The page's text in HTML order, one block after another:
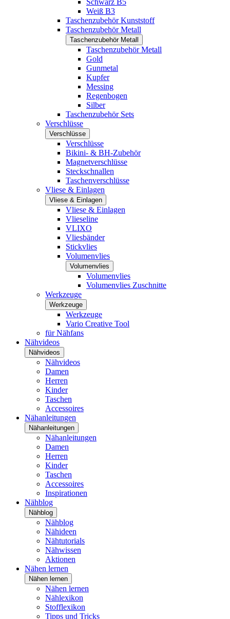
Schwarz B5
Weiß B3
Taschenzubehör Kunststoff
Taschenzubehör Metall
Taschenzubehör Metall
Taschenzubehör Metall
Gold
Gunmetal
Kupfer
Messing
Regenbogen
Silber
Taschenzubehör Sets
Verschlüsse
Verschlüsse
Verschlüsse
Bikini- & BH-Zubehör
Magnetverschlüsse
Steckschnallen
Taschenverschlüsse
Vliese & Einlagen
Vliese & Einlagen
Vliese & Einlagen
Vlieseline
VLIXO
Vliesbänder
Stickvlies
Volumenvlies
Volumenvlies
Volumenvlies
Volumenvlies Zuschnitte
Werkzeuge
Werkzeuge
Werkzeuge
Vario Creative Tool
für Nähfans
Nähvideos
Nähvideos
Nähvideos
Damen
Herren
Kinder
Taschen
Accessoires
Nähanleitungen
Nähanleitungen
Nähanleitungen
Damen
Herren
Kinder
Taschen
Accessoires
Inspirationen
Nähblog
Nähblog
Nähblog
Nähideen
Nähtutorials
Nähwissen
Aktionen
Nähen lernen
Nähen lernen
Nähen lernen
Nählexikon
Stofflexikon
Tipps und Tricks